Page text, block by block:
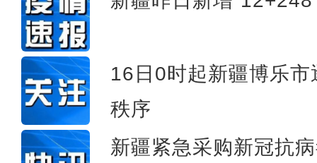
16日0时起新疆博乐
秩序
新疆紧急采购新冠抗